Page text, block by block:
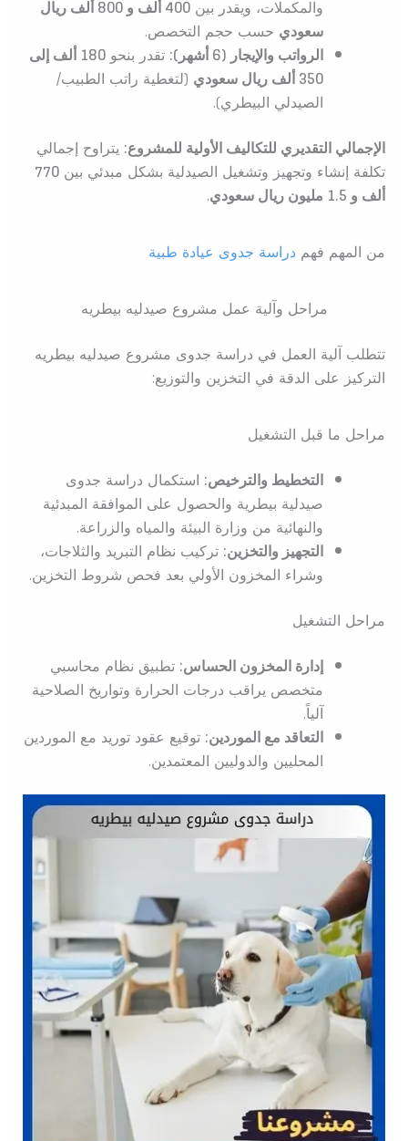
والمكملات، ويقدر بين
400 ألف و 800 ألف ريال
سعوديحسب حجم التخصص.
الرواتب والإيجار (6 أشهر):
تقدر بنحو
180 ألف إلى
350 ألف ريال سعودي
(لتغطية راتب الطبيب/
الصيدلي البيطري).
الإجمالي التقديري للتكاليف الأولية للمشروع:يتراوح إجمالي
تكلفة إنشاء وتجهيز وتشغيل الصيدلية بشكل مبدئي بين 770
ألف و 1.5 مليون ريال سعودي
.
من المهم فهم دراسة جدوى عيادة طبية
مراحل وآلية عمل مشروع صيدليه بيطريه
تتطلب آلية العمل في دراسة جدوى مشروع صيدليه بيطريه
التركيز على الدقة في التخزين والتوزيع:
مراحل ما قبل التشغيل
التخطيط والترخيص:استكمال دراسة جدوى
صيدلية بيطرية والحصول على الموافقة المبدئية
والنهائية من وزارة البيئة والمياه والزراعة.
التجهيز والتخزين:تركيب نظام التبريد والثلاجات،
وشراء المخزون الأولي بعد فحص شروط التخزين.
مراحل التشغيل
إدارة المخزون الحساس:تطبيق نظام محاسبي
متخصص يراقب درجات الحرارة وتواريخ الصلاحية
آلياً.
التعاقد مع الموردين:توقيع عقود توريد مع الموردين
المحليين والدوليين المعتمدين.